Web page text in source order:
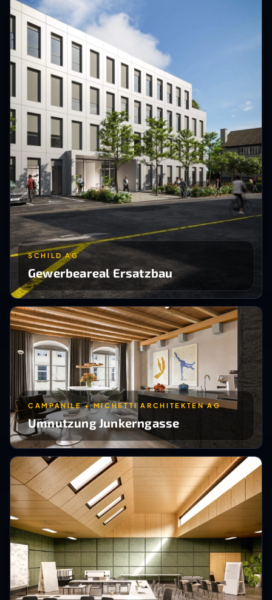
SCHILD AG
Gewerbeareal Ersatzbau
CAMPANILE + MICHETTI ARCHITEKTEN AG
Umnutzung Junkerngasse